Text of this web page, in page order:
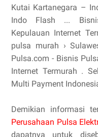
Kutai Kartanegara –
Indo Flash ...
Kepulauan Internet
pulsa murah ›
Pulsa.com - Bisnis
Internet Termurah .
Multi Payment
Demikian informasi
Perusahaan Pulsa
dapatnya untuk